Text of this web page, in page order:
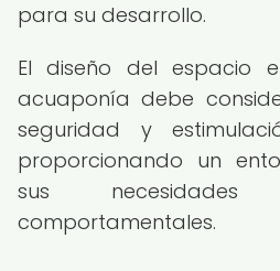
para su desarrollo.
El diseño del espacio
acuaponía debe
seguridad y
proporcionando un
sus
comportamentales.